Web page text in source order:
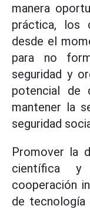
manera
práctica, los
desde el
para no
seguridad y
potencial de
mantener la
seguridad
Promover la
científica y
cooperación
de tecnología